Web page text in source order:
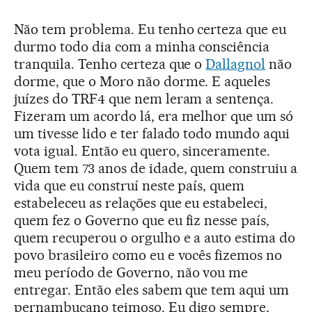
Não tem problema. Eu tenho certeza que eu
durmo todo dia com a minha consciência
tranquila. Tenho certeza que oDallagnol não
dorme, que o Moro não dorme. E aqueles
juízes do TRF4 que nem leram a sentença.
Fizeram um acordo lá, era melhor que um só
um tivesse lido e ter falado todo mundo aqui
vota igual. Então eu quero, sinceramente.
Quem tem 73 anos de idade, quem construiu a
vida que eu construí neste país, quem
estabeleceu as relações que eu estabeleci,
quem fez o Governo que eu fiz nesse país,
quem recuperou o orgulho e a auto estima do
povo brasileiro como eu e vocês fizemos no
meu período de Governo, não vou me
entregar. Então eles sabem que tem aqui um
pernambucano teimoso. Eu digo sempre,